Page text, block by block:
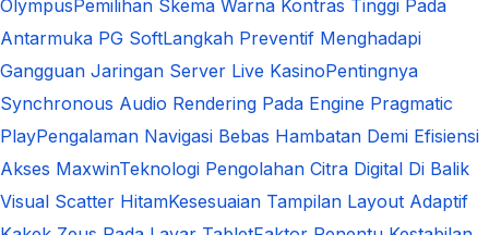
OlympusPemilihan Skema Warna Kontras Tinggi Pada
Antarmuka PG SoftLangkah Preventif Menghadapi
Gangguan Jaringan Server Live KasinoPentingnya
Synchronous Audio Rendering Pada Engine Pragmatic
PlayPengalaman Navigasi Bebas Hambatan Demi Efisiensi
Akses MaxwinTeknologi Pengolahan Citra Digital Di Balik
Visual Scatter HitamKesesuaian Tampilan Layout Adaptif